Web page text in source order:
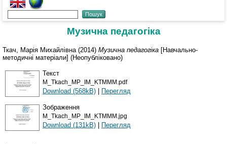
Музична педагогіка
Ткач, Марія Михайлівна (2014) Музична педагогіка [Навчально-
методичні матеріали] (Неопубліковано)
Текст
M_Tkach_MP_IM_KTMMM.pdf
Download (568kB) | Перегляд
Зображення
M_Tkach_MP_IM_KTMMM.jpg
Download (131kB) | Перегляд